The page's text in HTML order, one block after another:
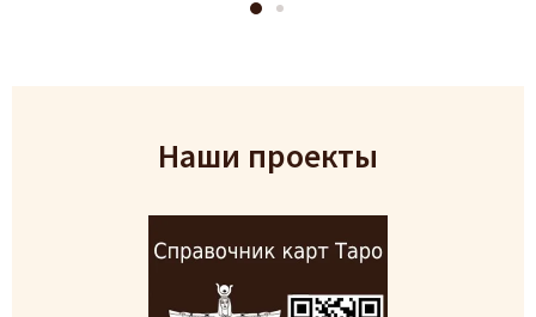
Наши проекты